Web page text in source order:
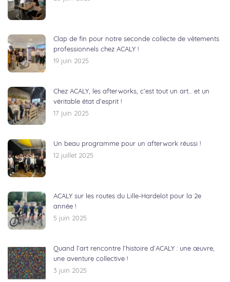
Clap de fin pour notre seconde collecte de vêtements
professionnels chez ACALY !
19 juin 2025
Chez ACALY, les afterworks, c’est tout un art… et un
véritable état d’esprit !
17 juin 2025
Un beau programme pour un afterwork réussi !
12 juillet 2025
ACALY sur les routes du Lille-Hardelot pour la 2e
année !
5 juin 2025
Quand l’art rencontre l’histoire d’ACALY : une œuvre,
une aventure collective !
3 juin 2025